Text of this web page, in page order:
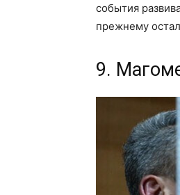
события
прежнему
9.